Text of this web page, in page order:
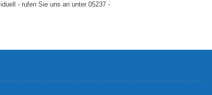
- rufen Sie uns an unter 05237 -